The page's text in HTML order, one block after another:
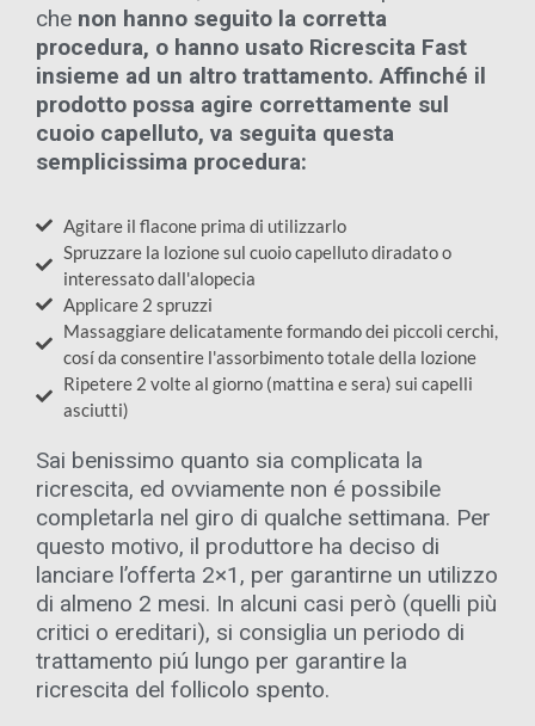
che non hanno seguito la corretta
procedura, o hanno usato Ricrescita Fast
insieme ad un altro trattamento. Affinché il
prodotto possa agire correttamente sul
cuoio capelluto, va seguita questa
semplicissima procedura:
Agitare il flacone prima di utilizzarlo
Spruzzare la lozione sul cuoio capelluto diradato o
interessato dall'alopecia
Applicare 2 spruzzi
Massaggiare delicatamente formando dei piccoli cerchi,
cosí da consentire l'assorbimento totale della lozione
Ripetere 2 volte al giorno (mattina e sera) sui capelli
asciutti)
Sai benissimo quanto sia complicata la
ricrescita, ed ovviamente non é possibile
completarla nel giro di qualche settimana. Per
questo motivo, il produttore ha deciso di
lanciare l’offerta 2×1, per garantirne un utilizzo
di almeno 2 mesi. In alcuni casi però (quelli più
critici o ereditari), si consiglia un periodo di
trattamento piú lungo per garantire la
ricrescita del follicolo spento.